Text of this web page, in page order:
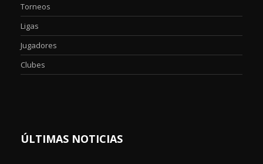
Torneos
Ligas
Jugadores
Clubes
ÚLTIMAS NOTICIAS